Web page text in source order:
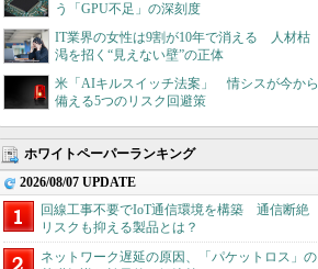
う「GPU不足」の深刻度
IT業界の女性は9割が10年で消える 人材枯
渇を招く“見えない壁”の正体
米「AIキルスイッチ法案」 情シスが今から
備える5つのリスク回避策
ホワイトペーパーランキング
2026/08/07 UPDATE
回線工事不要でIoT通信環境を構築 通信断絶
リスクも抑える製品とは？
ネットワーク遅延の原因、「パケットロス」の